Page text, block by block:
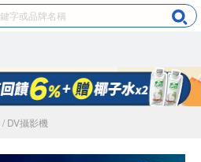
/ DV攝影機